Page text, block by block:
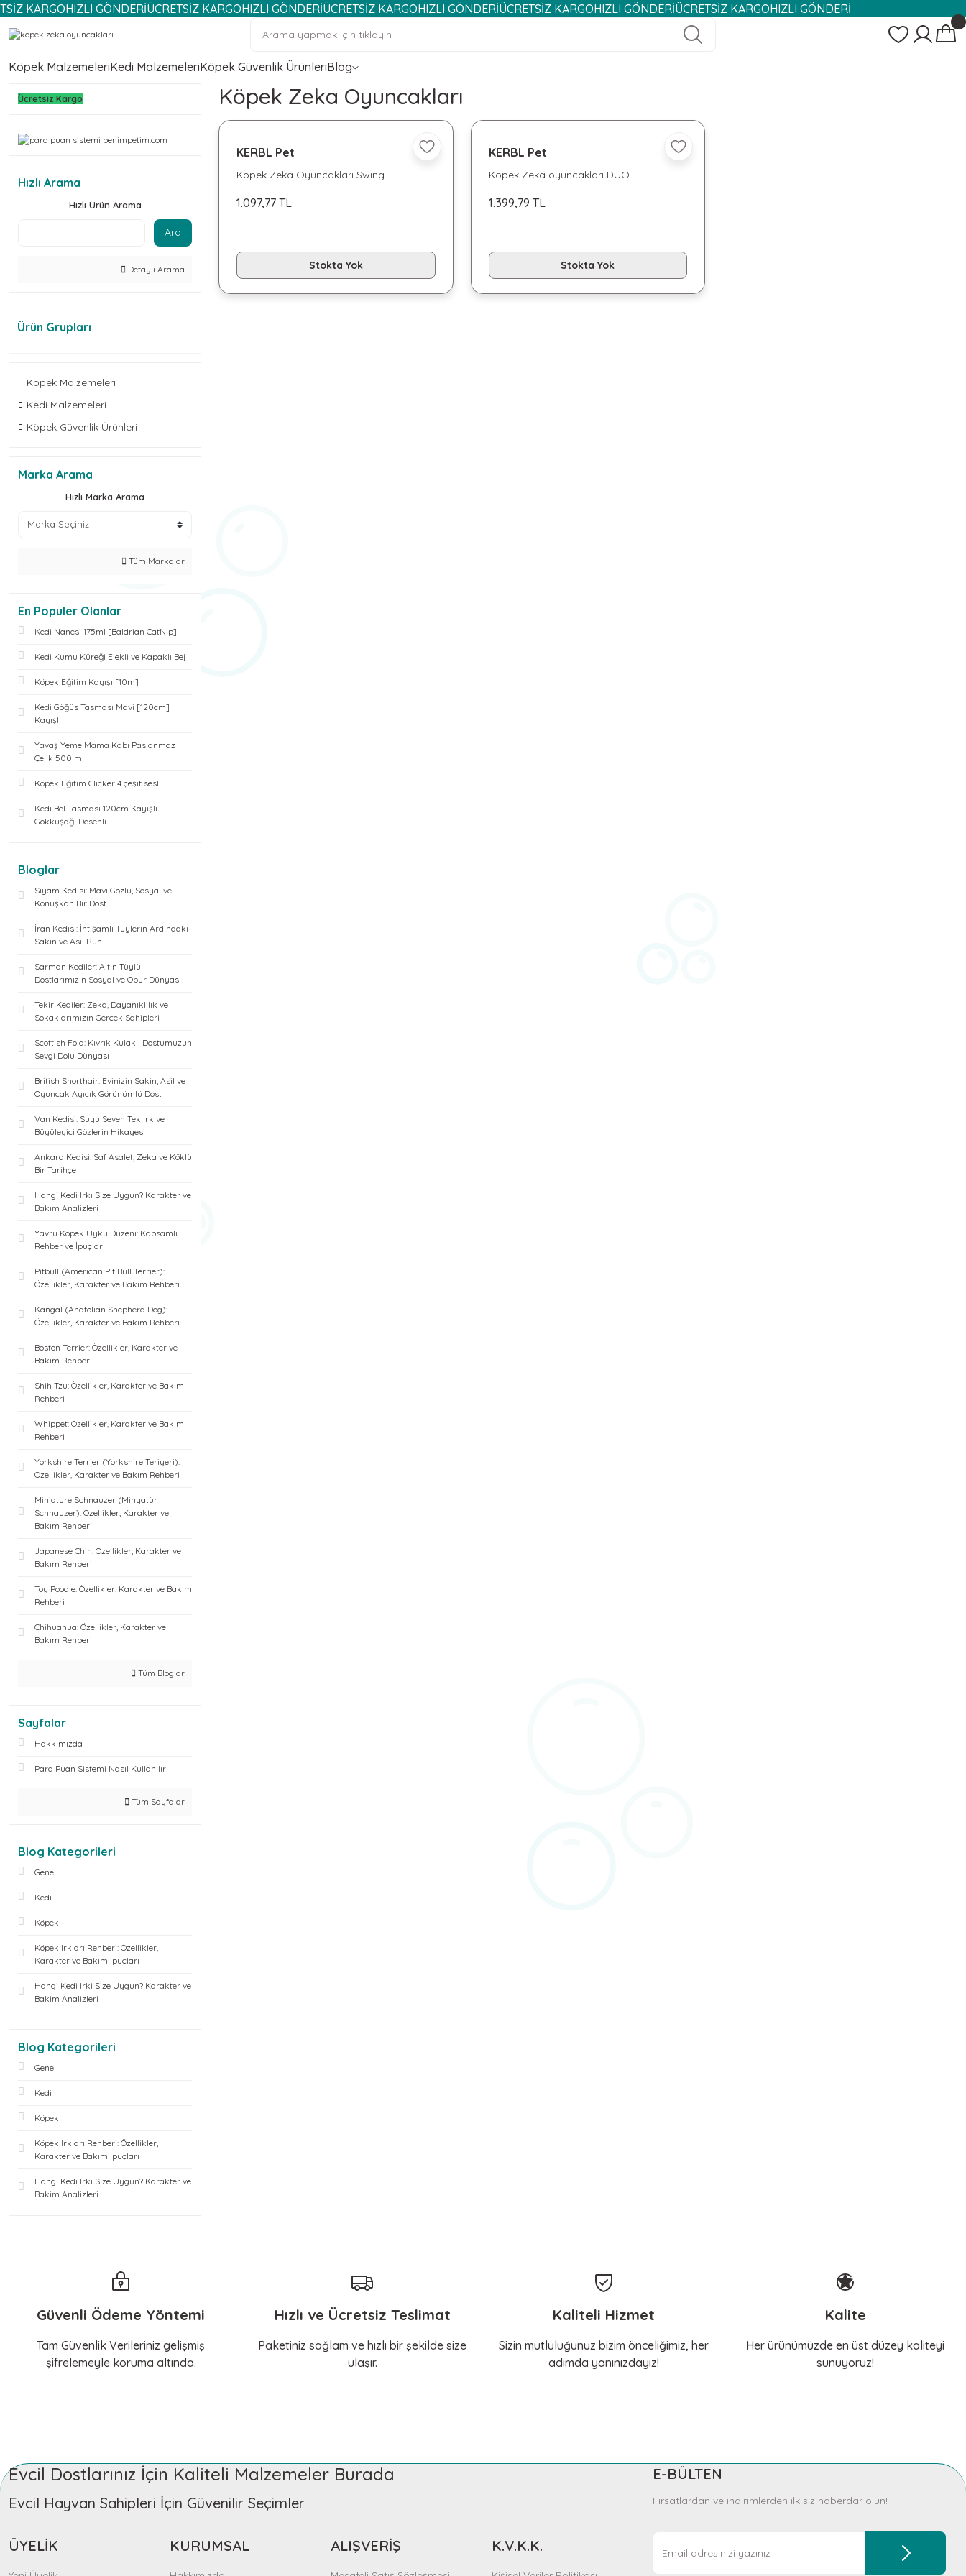
HIZLI GÖNDERİÜCRETSİZ KARGOHIZLI GÖNDERİÜCRETSİZ KARGOHIZLI GÖNDERİÜCRETSİZ KARGOHIZLI GÖNDERİÜCRETSİZ KARGOHIZLI GÖNDERİ
Köpek MalzemeleriKedi MalzemeleriKöpek Güvenlik ÜrünleriBlog
Ücretsiz Kargo
Hızlı Arama
Hızlı Ürün Arama
Ara
Detaylı Arama
Ürün Grupları
Köpek Malzemeleri
Kedi Malzemeleri
Köpek Güvenlik Ürünleri
Marka Arama
Hızlı Marka Arama
Tüm Markalar
En Populer Olanlar
Kedi Nanesi 175ml [Baldrian CatNip]
Kedi Kumu Küreği Elekli ve Kapaklı Bej
Köpek Eğitim Kayışı [10m]
Kedi Göğüs Tasması Mavi [120cm]
Kayışlı
Yavaş Yeme Mama Kabı Paslanmaz
Çelik 500 ml
Köpek Eğitim Clicker 4 çeşit sesli
Kedi Bel Tasması 120cm Kayışlı
Gökkuşağı Desenli
Bloglar
Siyam Kedisi: Mavi Gözlü, Sosyal ve
Konuşkan Bir Dost
İran Kedisi: İhtişamlı Tüylerin Ardındaki
Sakin ve Asil Ruh
Sarman Kediler: Altın Tüylü
Dostlarımızın Sosyal ve Obur Dünyası
Tekir Kediler: Zeka, Dayanıklılık ve
Sokaklarımızın Gerçek Sahipleri
Scottish Fold: Kıvrık Kulaklı Dostumuzun
Sevgi Dolu Dünyası
British Shorthair: Evinizin Sakin, Asil ve
Oyuncak Ayıcık Görünümlü Dost
Van Kedisi: Suyu Seven Tek Irk ve
Büyüleyici Gözlerin Hikayesi
Ankara Kedisi: Saf Asalet, Zeka ve Köklü
Bir Tarihçe
Hangi Kedi Irkı Size Uygun? Karakter ve
Bakım Analizleri
Yavru Köpek Uyku Düzeni: Kapsamlı
Rehber ve İpuçları
Pitbull (American Pit Bull Terrier):
Özellikler, Karakter ve Bakım Rehberi
Kangal (Anatolian Shepherd Dog):
Özellikler, Karakter ve Bakım Rehberi
Boston Terrier: Özellikler, Karakter ve
Bakım Rehberi
Shih Tzu: Özellikler, Karakter ve Bakım
Rehberi
Whippet: Özellikler, Karakter ve Bakım
Rehberi
Yorkshire Terrier (Yorkshire Teriyeri):
Özellikler, Karakter ve Bakım Rehberi
Miniature Schnauzer (Minyatür
Schnauzer): Özellikler, Karakter ve
Bakım Rehberi
Japanese Chin: Özellikler, Karakter ve
Bakım Rehberi
Toy Poodle: Özellikler, Karakter ve Bakım
Rehberi
Chihuahua: Özellikler, Karakter ve
Bakım Rehberi
Tüm Bloglar
Sayfalar
Hakkımızda
Para Puan Sistemi Nasıl Kullanılır
Tüm Sayfalar
Blog Kategorileri
Genel
Kedi
Köpek
Köpek Irkları Rehberi: Özellikler,
Karakter ve Bakım İpuçları
Hangi Kedi Irki Size Uygun? Karakter ve
Bakim Analizleri
Blog Kategorileri
Genel
Kedi
Köpek
Köpek Irkları Rehberi: Özellikler,
Karakter ve Bakım İpuçları
Hangi Kedi Irki Size Uygun? Karakter ve
Bakim Analizleri
Köpek Zeka Oyuncakları
KERBL Pet
Köpek Zeka Oyuncakları Swing
1.097,77 TL
Stokta Yok
KERBL Pet
Köpek Zeka oyuncakları DUO
1.399,79 TL
Stokta Yok
Güvenli Ödeme Yöntemi
Tam Güvenlik Verileriniz gelişmiş
şifrelemeyle koruma altında.
Hızlı ve Ücretsiz Teslimat
Paketiniz sağlam ve hızlı bir şekilde size
ulaşır.
Kaliteli Hizmet
Sizin mutluluğunuz bizim önceliğimiz, her
adımda yanınızdayız!
Kalite
Her ürünümüzde en üst düzey kaliteyi
sunuyoruz!
Evcil Dostlarınız İçin Kaliteli Malzemeler Burada
Evcil Hayvan Sahipleri İçin Güvenilir Seçimler
ÜYELİK KURUMSAL ALIŞVERİŞ K.V.K.K.
E-BÜLTEN
Fırsatlardan ve indirimlerden ilk siz haberdar olun!